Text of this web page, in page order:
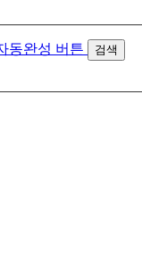
검색